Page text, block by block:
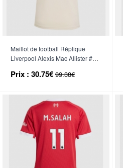
Maillot de football Réplique
Liverpool Alexis Mac Allister #10
Manche Courte
Prix : 30.75€ 99.38€